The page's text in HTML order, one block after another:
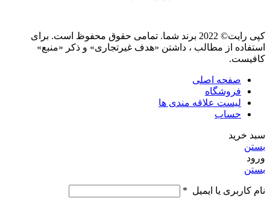
کپی رایت© 2022 برند شما. تمامی حقوق محفوظ است. برای
استفاده از مطالب ، داشتن «هدف غیرتجاری» و ذکر «منبع»
کافیست.
صفحه اصلی
فروشگاه
لیست علاقه مندی ها
حساب
سبد خرید
بستن
ورود
بستن
نام کاربری یا ایمیل *